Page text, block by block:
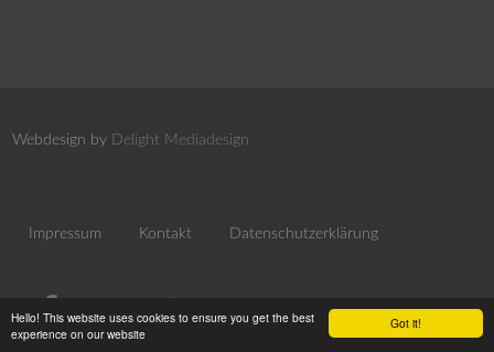
Got it!
Hello! This website uses cookies to ensure you get the best
experience on our website
Webdesign by Delight Mediadesign
Impressum Kontakt Datenschutzerklärung